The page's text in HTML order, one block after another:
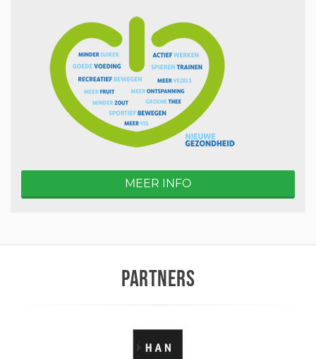
MEER INFO
PARTNERS